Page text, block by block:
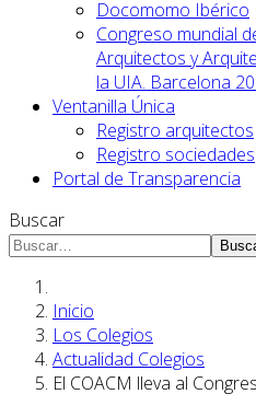
Docomomo Ibérico
Congreso mundial
Arquitectos y
la UIA. Barcelona
Ventanilla Única
Registro arquitectos
Registro sociedades
Portal de Transparencia
Buscar
Inicio
Los Colegios
Actualidad Colegios
El COACM lleva al